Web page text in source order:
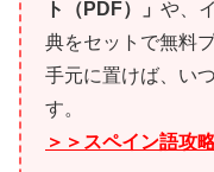
ト（PDF）」 や、
典をセットで無料
手元に置けば、い
す。
＞＞スペイン語攻